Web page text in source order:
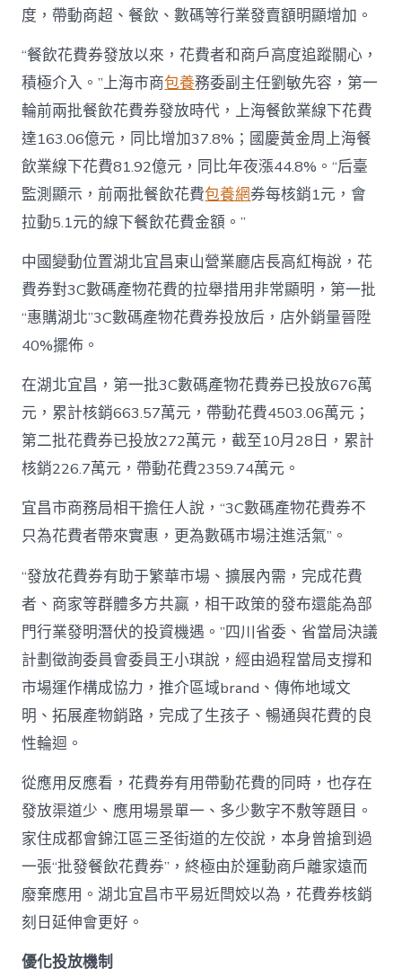
度，帶動商超、餐飲、數碼等行業發賣額明顯增加。
“餐飲花費券發放以來，花費者和商戶高度追蹤關心，
積極介入。”上海市商包養務委副主任劉敏先容，第一
輪前兩批餐飲花費券發放時代，上海餐飲業線下花費
達163.06億元，同比增加37.8%；國慶黃金周上海餐
飲業線下花費81.92億元，同比年夜漲44.8%。“后臺
監測顯示，前兩批餐飲花費包養網券每核銷1元，會
拉動5.1元的線下餐飲花費金額。”
中國變動位置湖北宜昌東山營業廳店長高紅梅說，花
費券對3C數碼產物花費的拉舉措用非常顯明，第一批
“惠購湖北”3C數碼產物花費券投放后，店外銷量晉陞
40%擺佈。
在湖北宜昌，第一批3C數碼產物花費券已投放676萬
元，累計核銷663.57萬元，帶動花費4503.06萬元；
第二批花費券已投放272萬元，截至10月28日，累計
核銷226.7萬元，帶動花費2359.74萬元。
宜昌市商務局相干擔任人說，“3C數碼產物花費券不
只為花費者帶來實惠，更為數碼市場注進活氣”。
“發放花費券有助于繁華市場、擴展內需，完成花費
者、商家等群體多方共贏，相干政策的發布還能為部
門行業發明潛伏的投資機遇。”四川省委、省當局決議
計劃徵詢委員會委員王小琪說，經由過程當局支撐和
市場運作構成協力，推介區域brand、傳佈地域文
明、拓展產物銷路，完成了生孩子、暢通與花費的良
性輪迴。
從應用反應看，花費券有用帶動花費的同時，也存在
發放渠道少、應用場景單一、多少數字不敷等題目。
家住成都會錦江區三圣街道的左佼說，本身曾搶到過
一張“批發餐飲花費券”，終極由於運動商戶離家遠而
廢棄應用。湖北宜昌市平易近閆姣以為，花費券核銷
刻日延伸會更好。
優化投放機制